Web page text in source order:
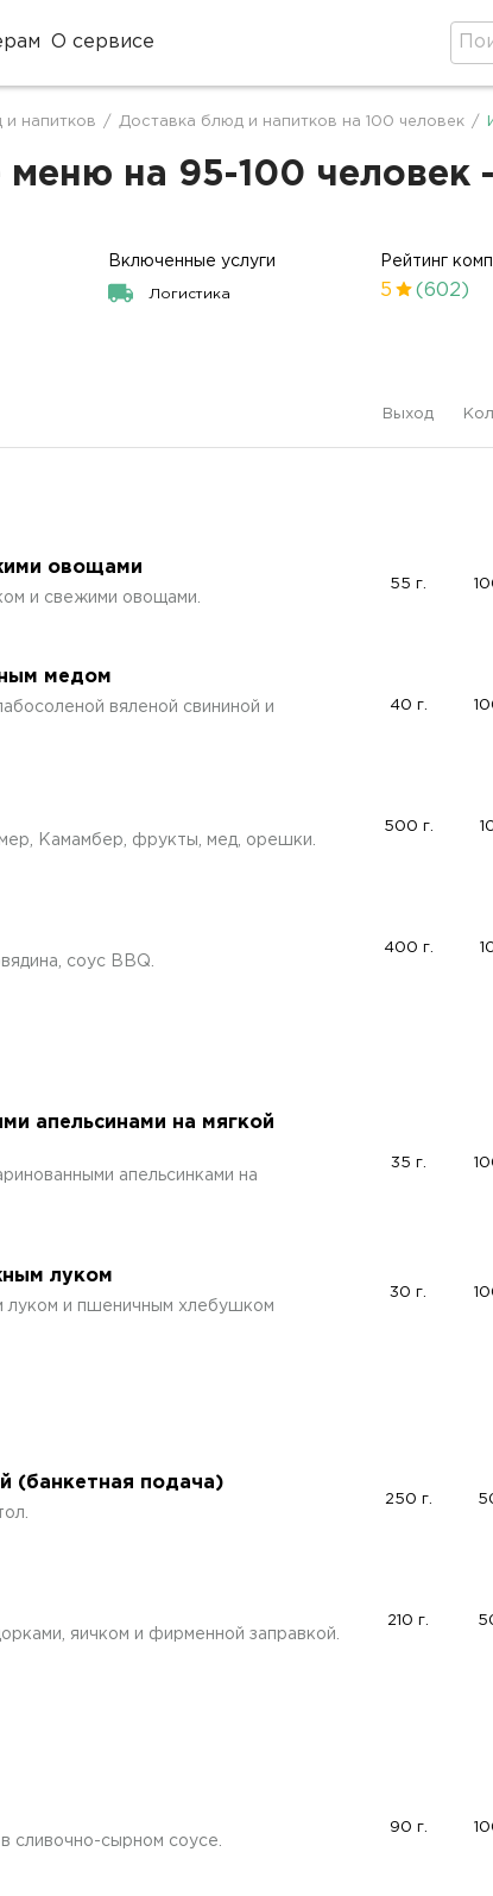
О сервисе
и напитков / Доставка блюд и напитков на 100 человек /
меню на 95-100 человек
Включенные услуги
Логистика
Рейтинг
5 (602)
Выход
овощами
и свежими овощами.
55 г.
медом
вяленой свининой и
40 г.
Камамбер, фрукты, мед, орешки.
500 г.
соус BBQ.
400 г.
апельсинами на мягкой
апельсинками на
35 г.
луком
луком и пшеничным хлебушком
30 г.
(банкетная подача)
250 г.
яичком и фирменной заправкой.
210 г.
сливочно-сырном соусе.
90 г.